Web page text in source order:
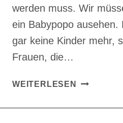
werden muss. Wir
ein Babypopo ausehen.
gar keine Kinder mehr,
Frauen, die…
WEITERLESEN
TIPPS